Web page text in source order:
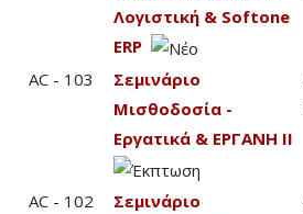
Λογιστική & Softone
ERP
AC - 103
Σεμινάριο
Μισθοδοσία -
Εργατικά & ΕΡΓΑΝΗ ΙΙ
AC - 102
Σεμινάριο